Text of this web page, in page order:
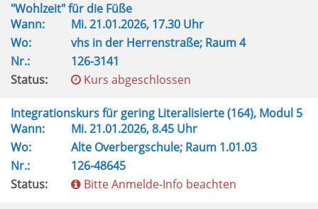
"Wohlzeit" für die Füße
Wann:
Mi.21.01.2026, 17.30 Uhr
Wo:
vhs in der Herrenstraße; Raum 4
Nr.:
126-3141
Status:
Kurs abgeschlossen
Integrationskurs für gering Literalisierte (164), Modul 5
Wann:
Mi.21.01.2026, 8.45 Uhr
Wo:
Alte Overbergschule; Raum 1.01.03
Nr.:
126-48645
Status:
Bitte Anmelde-Info beachten